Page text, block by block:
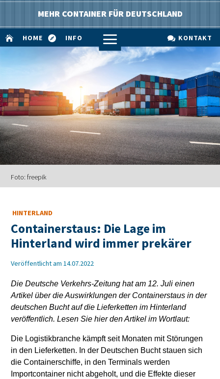
MEHR CONTAINER FÜR DEUTSCHLAND
 HOME  INFO a  KONTAKT
Foto: freepik
HINTERLAND
Containerstaus: Die Lage im
Hinterland wird immer prekärer
Veröffentlicht am 14.07.2022
Die Deutsche Verkehrs-Zeitung hat am 12. Juli einen
Artikel über die Auswirklungen der Containerstaus in der
deutschen Bucht auf die Lieferketten im Hinterland
veröffentlich. Lesen Sie hier den Artikel im Wortlaut:
Die Logistikbranche kämpft seit Monaten mit Störungen
in den Lieferketten. In der Deutschen Bucht stauen sich
die Containerschiffe, in den Terminals werden
Importcontainer nicht abgeholt, und die Effekte dieser